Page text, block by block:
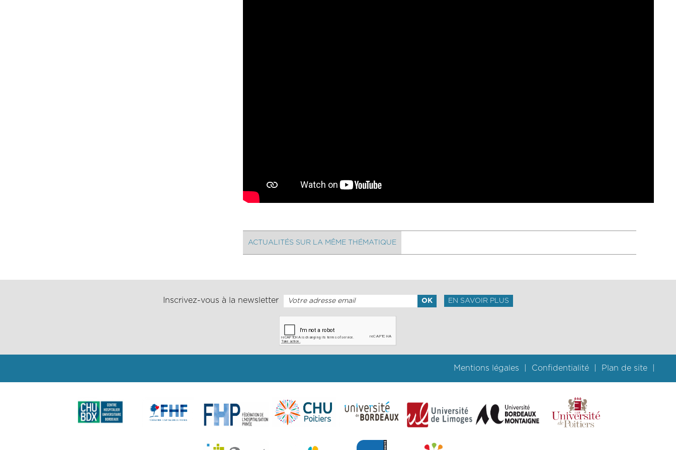
ACTUALITÉS SUR LA MÊME THÉMATIQUE
Inscrivez-vous à la newsletter EN SAVOIR PLUS
Mentions légales Confidentialité Plan de site